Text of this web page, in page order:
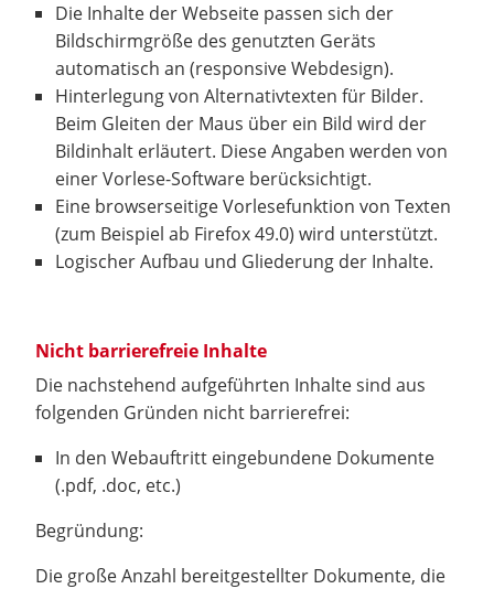
Die Inhalte der Webseite passen sich der
Bildschirmgröße des genutzten Geräts
automatisch an (responsive Webdesign).
Hinterlegung von Alternativtexten für Bilder.
Beim Gleiten der Maus über ein Bild wird der
Bildinhalt erläutert. Diese Angaben werden von
einer Vorlese-Software berücksichtigt.
Eine browserseitige Vorlesefunktion von Texten
(zum Beispiel ab Firefox 49.0) wird unterstützt.
Logischer Aufbau und Gliederung der Inhalte.
Nicht barrierefreie Inhalte
Die nachstehend aufgeführten Inhalte sind aus
folgenden Gründen nicht barrierefrei:
In den Webauftritt eingebundene Dokumente
(.pdf, .doc, etc.)
Begründung:
Die große Anzahl bereitgestellter Dokumente, die